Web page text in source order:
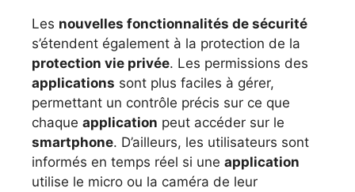
Les nouvelles fonctionnalités de sécurité
s’étendent également à la protection de la
protection vie privée. Les permissions des
applications sont plus faciles à gérer,
permettant un contrôle précis sur ce que
chaque application peut accéder sur le
smartphone. D’ailleurs, les utilisateurs sont
informés en temps réel si une application
utilise le micro ou la caméra de leur